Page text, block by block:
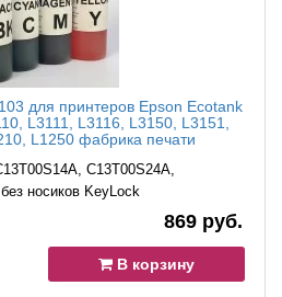
для принтеров Epson Ecotank
L3111, L3116, L3150, L3151,
L1250 фабрика печати
C13T00S24A,
носиков KeyLock
869 руб.
В корзину